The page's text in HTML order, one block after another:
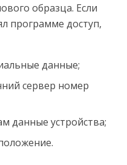
образца. Если
программе доступ,
данные;
сервер номер
данные устройства;